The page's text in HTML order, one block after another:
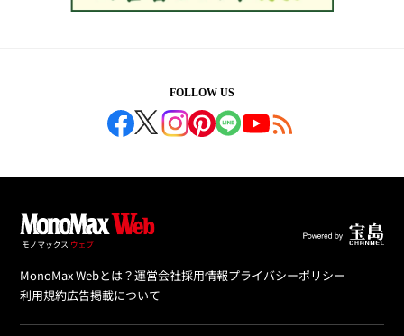
FOLLOW US
MonoMax Webとは？運営会社採用情報プライバシーポリシー
利用規約広告掲載について